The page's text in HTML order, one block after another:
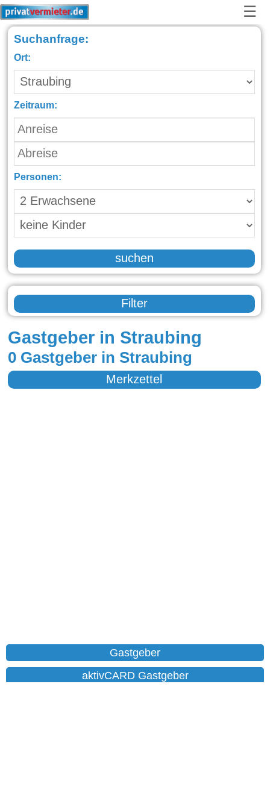
☰
Suchanfrage:
Ort:
Zeitraum:
Personen:
suchen
Filter
Gastgeber in Straubing
0 Gastgeber in Straubing
Merkzettel
Gastgeber
aktivCARD Gastgeber